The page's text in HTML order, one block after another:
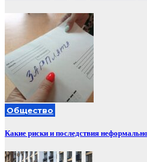
Общество
Какие риски и последствия